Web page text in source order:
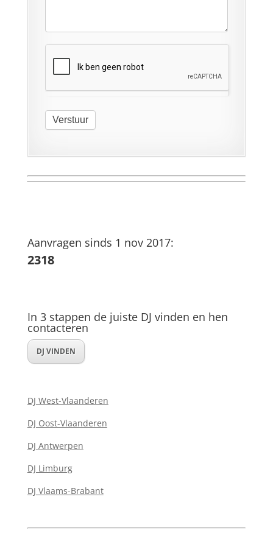
Verstuur
Aanvragen sinds 1 nov 2017:
2318
In 3 stappen de juiste DJ vinden en hen
contacteren
DJ VINDEN
DJ West-Vlaanderen
DJ Oost-Vlaanderen
DJ Antwerpen
DJ Limburg
DJ Vlaams-Brabant